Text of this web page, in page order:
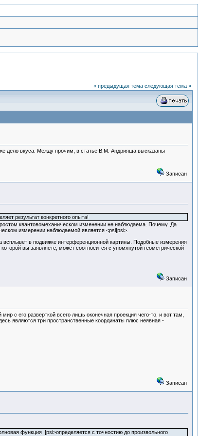
« предыдущая тема следующая тема »
дело вкуса. Между прочим, в статье В.М. Андрияша высказаны
Записан
результат конкретного опыта!
квантовомеханическом изменении не наблюдаема. Почему. Да
измерении наблюдаемой является <psi|psi>.
всплывет в подвижке интерференционной картины. Подобные измерения
вы заявляете, может соотносится с упомянутой геометрической
Записан
с его разверткой всего лишь оконечная проекция чего-то, и вот там,
являются три пространственные координаты плюс неявная -
Записан
функция |psi>определяется с точностию до произвольного